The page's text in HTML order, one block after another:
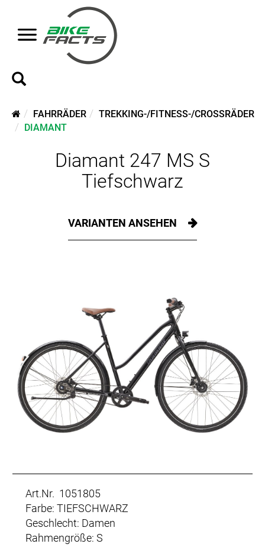
FAHRRÄDER
TREKKING-/FITNESS-/CROSSRÄDER
DIAMANT
Diamant 247 MS S
Tiefschwarz
VARIANTEN ANSEHEN
Art.Nr. 1051805
Farbe: TIEFSCHWARZ
Geschlecht: Damen
Rahmengröße: S